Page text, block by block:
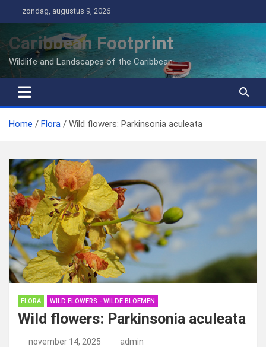
naar
inhoud
zondag, augustus 9, 2026
Caribbean Footprint
Wildlife and Landscapes of the Caribbean
Home Flora Wild flowers: Parkinsonia aculeata
FLORA WILD FLOWERS - WILDE BLOEMEN
Wild flowers: Parkinsonia aculeata
november 14, 2025 admin